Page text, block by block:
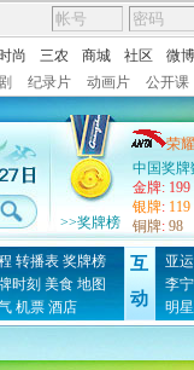
时尚 三农 商城 社区 微博
纪录片 动画片 公开课
>>奖牌榜
荣
中国奖牌
金牌: 199
银牌: 119
铜牌: 98
转播表 奖牌榜
时刻 美食 地图
机票 酒店
互
动
亚
李
明